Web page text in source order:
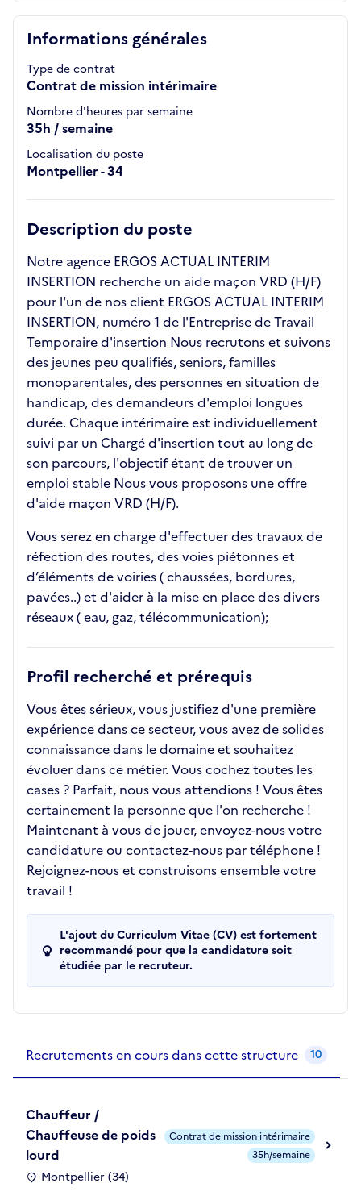
Informations générales
Type de contrat
Contrat de mission intérimaire
Nombre d'heures par semaine
35h / semaine
Localisation du poste
Montpellier - 34
Description du poste
Notre agence ERGOS ACTUAL INTERIM
INSERTION recherche un aide maçon VRD (H/F)
pour l'un de nos client ERGOS ACTUAL INTERIM
INSERTION, numéro 1 de l'Entreprise de Travail
Temporaire d'insertion Nous recrutons et suivons
des jeunes peu qualifiés, seniors, familles
monoparentales, des personnes en situation de
handicap, des demandeurs d'emploi longues
durée. Chaque intérimaire est individuellement
suivi par un Chargé d'insertion tout au long de
son parcours, l'objectif étant de trouver un
emploi stable Nous vous proposons une offre
d'aide maçon VRD (H/F).
Vous serez en charge d'effectuer des travaux de
réfection des routes, des voies piétonnes et
d’éléments de voiries ( chaussées, bordures,
pavées..) et d'aider à la mise en place des divers
réseaux ( eau, gaz, télécommunication);
Profil recherché et prérequis
Vous êtes sérieux, vous justifiez d'une première
expérience dans ce secteur, vous avez de solides
connaissance dans le domaine et souhaitez
évoluer dans ce métier. Vous cochez toutes les
cases ? Parfait, nous vous attendions ! Vous êtes
certainement la personne que l'on recherche !
Maintenant à vous de jouer, envoyez-nous votre
candidature ou contactez-nous par téléphone !
Rejoignez-nous et construisons ensemble votre
travail !
L'ajout du Curriculum Vitae (CV) est fortement
recommandé pour que la candidature soit
étudiée par le recruteur.
Recrutements en cours dans cette structure 10
Chauffeur /
Chauffeuse de poids
lourd
Montpellier (34)
Contrat de mission intérimaire
35h/semaine